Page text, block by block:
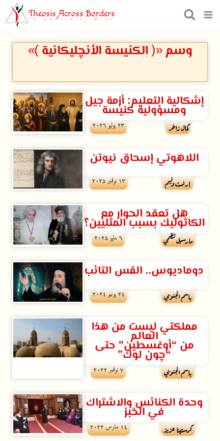
Theosis Across Borders
in Church of Misr
وسم «( الكنيسة الأنچليكانية )»
إشكالية التعليم: أزمة جيل
ومسؤولية كنيسة
كمال زاخر ۲۳ يوليو ۲۰۲٦
اللاهوتي إسحاق نيوتن
إرنست وليم ۱۳ نوفمبر ۲۰۲۵
هل تعقد الحوار مع
الكاثوليك بسبب المثليين؟
مارسيل نظمي ٦ مايو ۲۰۲۵
دوماديوس.. القس التائب
باسم الجنوبي ۲٤ يونيو ۲۰۲٤
مملكتي ليست من هذا
العالم
من “أوغسطين” حتى
“چون لوك”
باسم الجنوبي ۷ نوفمبر ۲۰۲۲
وحدة الكنائس والاشتراك
في الخبز
كرستينا عزيز ۱٤ مارس ۲۰۲۲